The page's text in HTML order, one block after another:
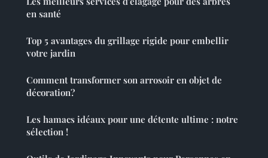
en santé
Top 5 avantages du grillage rigide pour embellir
votre jardin
Comment transformer son arrosoir en objet de
décoration?
Les hamacs idéaux pour une détente ultime : notre
sélection !